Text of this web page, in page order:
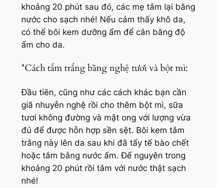
khoảng 20 phút sau đó, các mẹ tắm lại bằng
nước cho sạch nhé! Nếu cảm thấy khô da,
có thể bôi kem dưỡng ẩm để cân bằng độ
ẩm cho da.
*Cách tắm trắng bằng nghệ tươi và bột mì:
Đầu tiên, cũng như các cách khác bạn cần
giã nhuyễn nghệ rồi cho thêm bột mì, sữa
tươi không đường và mật ong với lượng vừa
đủ để được hỗn hợp sền sệt. Bôi kem tắm
trắng này lên da sau khi đã tẩy tế bào chết
hoặc tắm bằng nước ấm. Để nguyên trong
khoảng 20 phút rồi tắm với nước thật sạch
nhé!